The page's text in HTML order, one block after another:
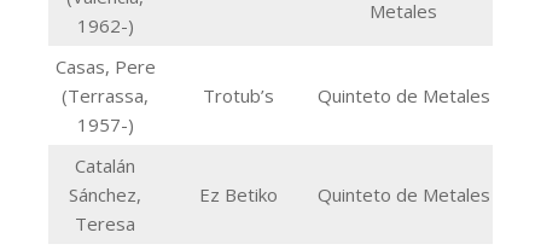
1962-)
Metales
Casas, Pere
(Terrassa,
1957-)
Trotub’s Quinteto de Metales
Catalán
Sánchez,
Teresa
Ez Betiko Quinteto de Metales